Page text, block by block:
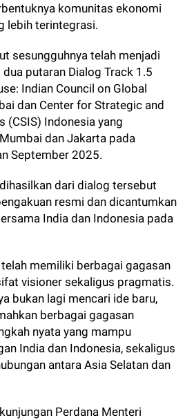
komunitas ekonomi
lebih terintegrasi.
sesungguhnya telah menjadi
putaran Dialog Track 1.5
Indian Council on Global
dan Center for Strategic and
(CSIS) Indonesia yang
dan Jakarta pada
September 2025.
dari dialog tersebut
resmi dan dicantumkan
India dan Indonesia pada
memiliki berbagai gagasan
visioner sekaligus pragmatis.
bukan lagi mencari ide baru,
berbagai gagasan
nyata yang mampu
India dan Indonesia, sekaligus
antara Asia Selatan dan
Perdana Menteri